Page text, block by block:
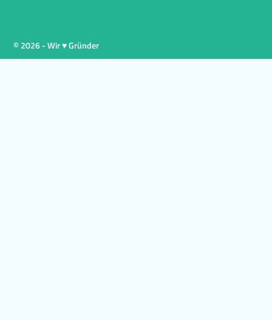
© 2026 - Wir ♥ Gründer